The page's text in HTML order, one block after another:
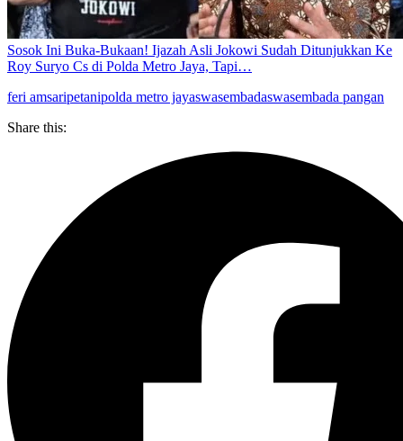
Sosok Ini Buka-Bukaan! Ijazah Asli Jokowi Sudah Ditunjukkan Ke
Roy Suryo Cs di Polda Metro Jaya, Tapi…
feri amsaripetanipolda metro jayaswasembadaswasembada pangan
Share this: